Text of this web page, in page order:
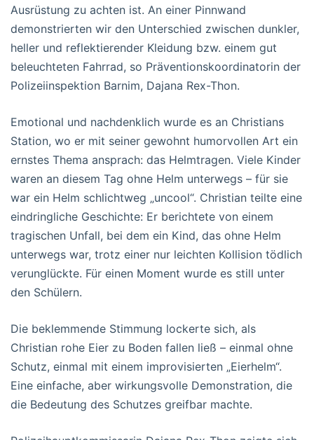
Ausrüstung zu achten ist. An einer Pinnwand
demonstrierten wir den Unterschied zwischen dunkler,
heller und reflektierender Kleidung bzw. einem gut
beleuchteten Fahrrad, so Präventionskoordinatorin der
Polizeiinspektion Barnim, Dajana Rex-Thon.
Emotional und nachdenklich wurde es an Christians
Station, wo er mit seiner gewohnt humorvollen Art ein
ernstes Thema ansprach: das Helmtragen. Viele Kinder
waren an diesem Tag ohne Helm unterwegs – für sie
war ein Helm schlichtweg „uncool“. Christian teilte eine
eindringliche Geschichte: Er berichtete von einem
tragischen Unfall, bei dem ein Kind, das ohne Helm
unterwegs war, trotz einer nur leichten Kollision tödlich
verunglückte. Für einen Moment wurde es still unter
den Schülern.
Die beklemmende Stimmung lockerte sich, als
Christian rohe Eier zu Boden fallen ließ – einmal ohne
Schutz, einmal mit einem improvisierten „Eierhelm“.
Eine einfache, aber wirkungsvolle Demonstration, die
die Bedeutung des Schutzes greifbar machte.